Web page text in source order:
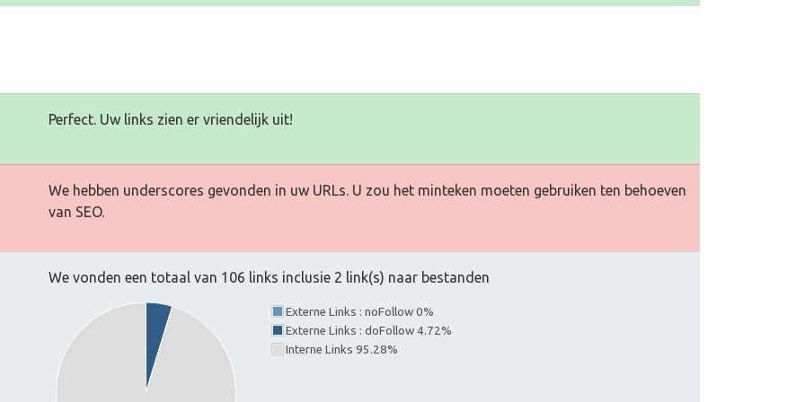
Perfect. Uw links zien er vriendelijk uit!
We hebben underscores gevonden in uw URLs. U zou het minteken moeten gebruiken ten behoeven
van SEO.
We vonden een totaal van 106 links inclusie 2 link(s) naar bestanden
Externe Links : noFollow 0%
Externe Links : doFollow 4.72%
Interne Links 95.28%